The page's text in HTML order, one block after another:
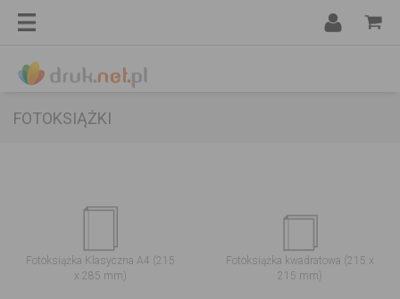
FOTOKSIĄŻKI
Fotoksiążka Klasyczna A4 (215
x 285 mm)
Fotoksiążka kwadratowa (215 x
215 mm)